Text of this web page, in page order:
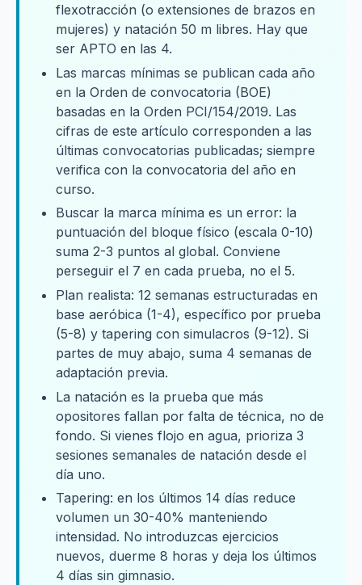
flexotracción (o extensiones de brazos en
mujeres) y natación 50 m libres. Hay que
ser APTO en las 4.
Las marcas mínimas se publican cada año
en la Orden de convocatoria (BOE)
basadas en la Orden PCI/154/2019. Las
cifras de este artículo corresponden a las
últimas convocatorias publicadas; siempre
verifica con la convocatoria del año en
curso.
Buscar la marca mínima es un error: la
puntuación del bloque físico (escala 0-10)
suma 2-3 puntos al global. Conviene
perseguir el 7 en cada prueba, no el 5.
Plan realista: 12 semanas estructuradas en
base aeróbica (1-4), específico por prueba
(5-8) y tapering con simulacros (9-12). Si
partes de muy abajo, suma 4 semanas de
adaptación previa.
La natación es la prueba que más
opositores fallan por falta de técnica, no de
fondo. Si vienes flojo en agua, prioriza 3
sesiones semanales de natación desde el
día uno.
Tapering: en los últimos 14 días reduce
volumen un 30-40% manteniendo
intensidad. No introduzcas ejercicios
nuevos, duerme 8 horas y deja los últimos
4 días sin gimnasio.